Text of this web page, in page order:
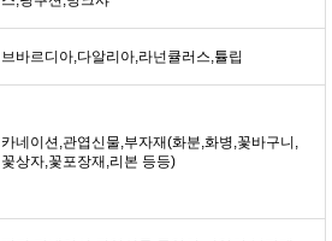
브바르디아,다알리아,라넌큘러스,튤립
카네이션,관엽신물,부자재(화분,화병,꽃바구니,
꽃상자,꽃포장재,리본 등등)